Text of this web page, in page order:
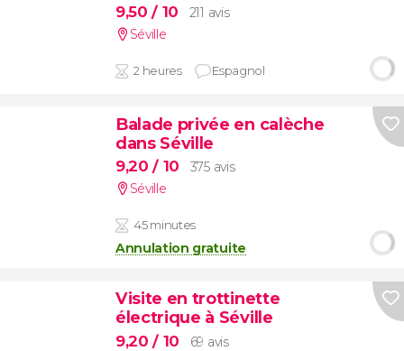
9,50/ 10
211 avis
Séville
2 heures Espagnol
Balade privée en calèche
dans Séville
9,20/ 10
375 avis
Séville
45 minutes
Annulation gratuite
Visite en trottinette
électrique à Séville
9,20/ 10
69 avis